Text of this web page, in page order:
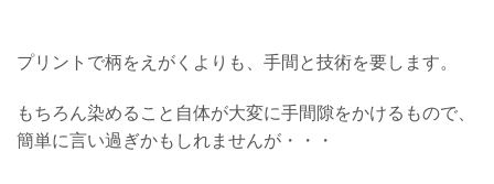
プリントで柄をえがくよりも、手間と技術を要します。
もちろん染めること自体が大変に手間隙をかけるもので、
簡単に言い過ぎかもしれませんが・・・